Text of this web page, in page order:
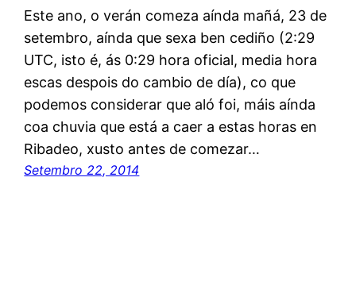
Este ano, o verán comeza aínda mañá, 23 de
setembro, aínda que sexa ben cediño (2:29
UTC, isto é, ás 0:29 hora oficial, media hora
escas despois do cambio de día), co que
podemos considerar que aló foi, máis aínda
coa chuvia que está a caer a estas horas en
Ribadeo, xusto antes de comezar…
Setembro 22, 2014